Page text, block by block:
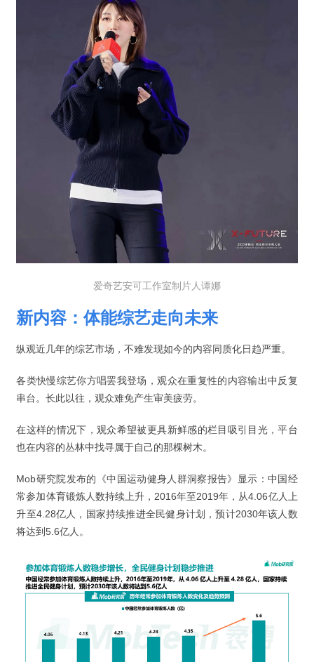
爱奇艺安可工作室制片人谭娜
新内容：体能综艺走向未来
纵观近几年的综艺市场，不难发现如今的内容同质化日趋严重。
各类快慢综艺你方唱罢我登场，观众在重复性的内容输出中反复
串台。长此以往，观众难免产生审美疲劳。
在这样的情况下，观众希望被更具新鲜感的栏目吸引目光，平台
也在内容的丛林中找寻属于自己的那棵树木。
Mob研究院发布的《中国运动健身人群洞察报告》显示：中国经
常参加体育锻炼人数持续上升，2016年至2019年，从4.06亿人上
升至4.28亿人，国家持续推进全民健身计划，预计2030年该人数
将达到5.6亿人。